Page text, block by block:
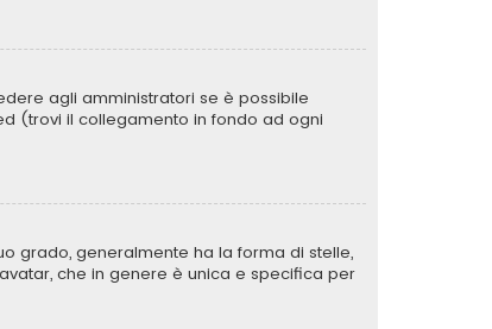
agli amministratori se è possibile
(trovi il collegamento in fondo ad ogni
grado, generalmente ha la forma di stelle,
che in genere è unica e specifica per